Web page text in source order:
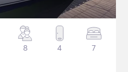
8 4 7